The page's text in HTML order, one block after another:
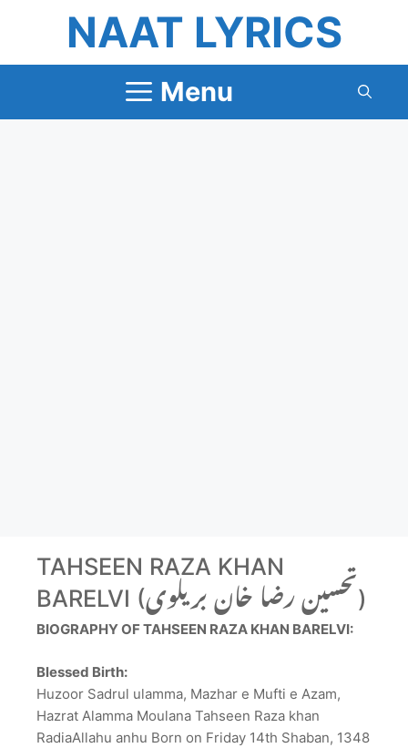
content
NAAT LYRICS
Menu
TAHSEEN RAZA KHAN
BARELVI (تحسین رضا خان بریلوی)
BIOGRAPHY OF TAHSEEN RAZA KHAN BARELVI:
Blessed Birth:
Huzoor Sadrul ulamma, Mazhar e Mufti e Azam,
Hazrat Alamma Moulana Tahseen Raza khan
RadiaAllahu anhu Born on Friday 14th Shaban, 1348